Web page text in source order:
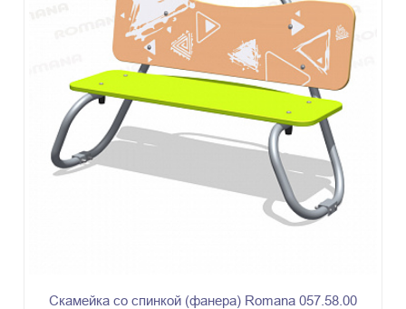
Скамейка со спинкой (фанера) Romana 057.58.00